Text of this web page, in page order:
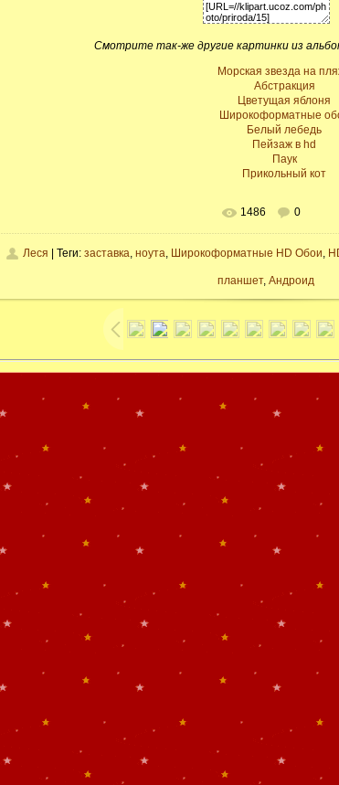
Смотрите так-же другие картинки из
Морская звезда на
Абстракция
Цветущая яблоня
Широкоформатные
Белый лебедь
Пейзаж в hd
Паук
Прикольный кот
1486 0
Леся | Теги: заставка, ноута, Широкоформатные HD Обои,
планшет, Андроид